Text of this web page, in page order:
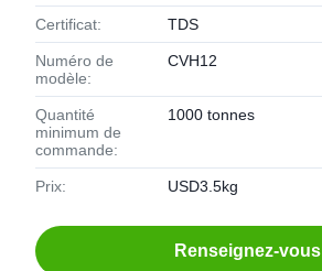
Certificat: TDS
Numéro de
modèle:
CVH12
Quantité
minimum de
commande:
1000 tonnes
Prix: USD3.5kg
Renseignez-vous